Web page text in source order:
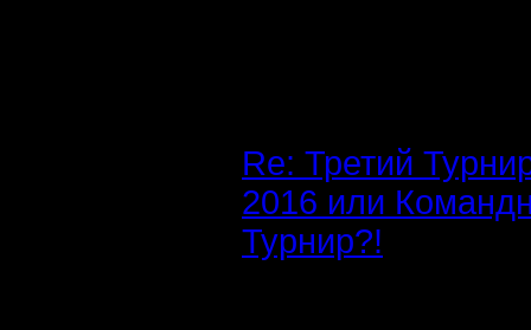
Re: Третий
2016 или
Турнир?!